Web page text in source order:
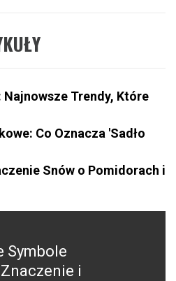
Trendy, Które
Co Oznacza 'Sadło
Snów o Pomidorach i
Symbole
i